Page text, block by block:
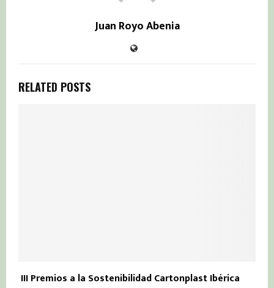
Juan Royo Abenia
RELATED POSTS
III Premios a la Sostenibilidad Cartonplast Ibérica